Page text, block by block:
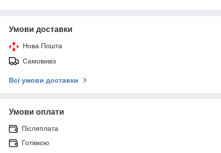
Умови доставки
Нова Пошта
Самовивіз
Всі умови доставки
Умови оплати
Післяплата
Готівкою